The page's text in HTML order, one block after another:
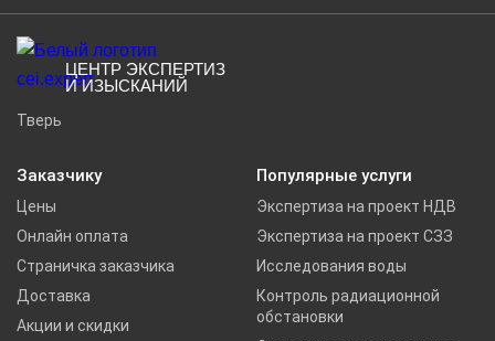
ЦЕНТР ЭКСПЕРТИЗ
И ИЗЫСКАНИЙ
Тверь
Заказчику
Цены
Онлайн оплата
Страничка заказчика
Доставка
Акции и скидки
Популярные услуги
Экспертиза на проект НДВ
Экспертиза на проект СЗЗ
Исследования воды
Контроль радиационной
обстановки